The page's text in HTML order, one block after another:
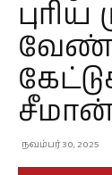
நவம்பர் 30, 2025